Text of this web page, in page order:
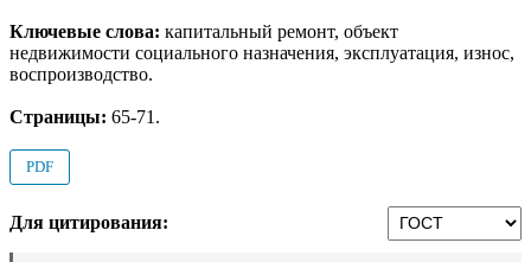
Ключевые слова: капитальный ремонт, объект
недвижимости социального назначения, эксплуатация, износ,
воспроизводство.
Страницы: 65-71.
PDF
Для цитирования: